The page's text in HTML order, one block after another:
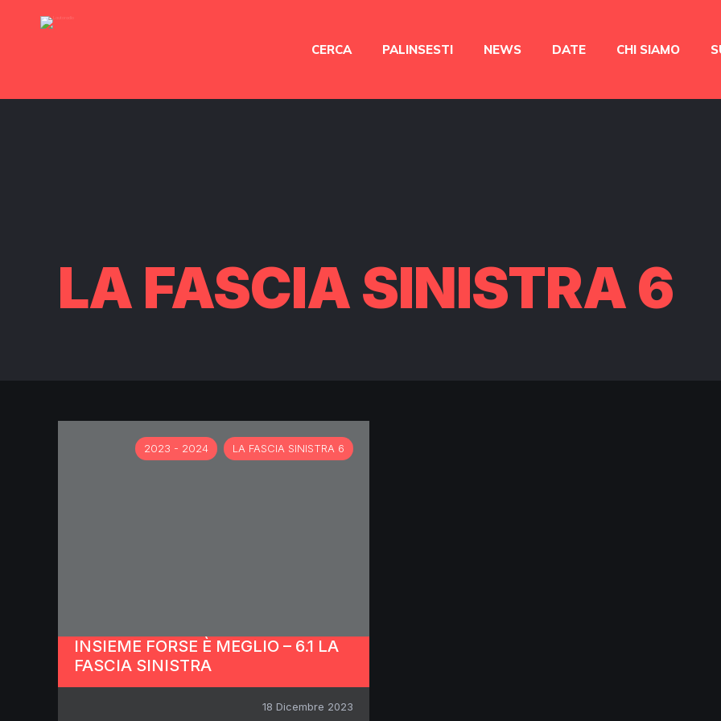
CERCA PALINSESTI NEWS DATE CHI SIAMO
LA FASCIA SINISTRA 6
2023 - 2024 LA FASCIA SINISTRA 6
INSIEME FORSE È MEGLIO – 6.1 LA
FASCIA SINISTRA
18 Dicembre 2023